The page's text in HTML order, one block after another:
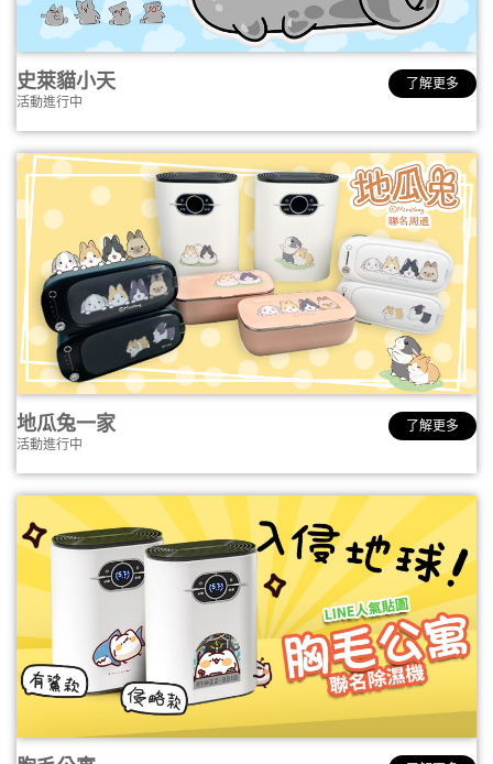
史萊貓小天
活動進行中
了解更多
地瓜兔一家
活動進行中
了解更多